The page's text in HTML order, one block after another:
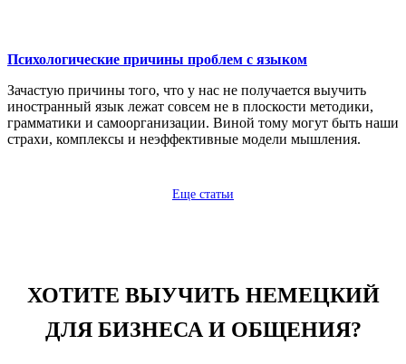
Психологические причины проблем с языком
Зачастую причины того, что у нас не получается выучить
иностранный язык лежат совсем не в плоскости методики,
грамматики и самоорганизации. Виной тому могут быть наши
страхи, комплексы и неэффективные модели мышления.
Еще статьи
ХОТИТЕ ВЫУЧИТЬ НЕМЕЦКИЙ
ДЛЯ БИЗНЕСА И ОБЩЕНИЯ?